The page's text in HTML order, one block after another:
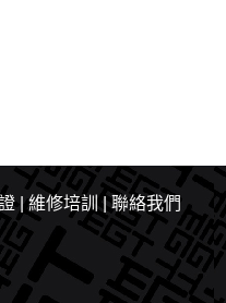
|維修培訓|聯絡我們